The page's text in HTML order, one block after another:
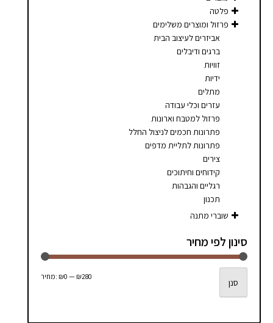
font_download סמן קישורים
פלטה
פרזול ומוצרים משלימים
אביזרים לעיצוב הבית
ברגים ודיבלים
זוויות
ידיות
מתלים
עזרים וכלי עבודה
פרזול למטבח וארונות
פתרונות חכמים לניצול החלל
פתרונות לתליית מדפים
צירים
קידוחים וחיתוכים
רגליים והגבהות
תכנון
שוברי מתנה
סינון לפי מחיר
מחיר
מחיר
סנן
מחיר:₪0—₪280